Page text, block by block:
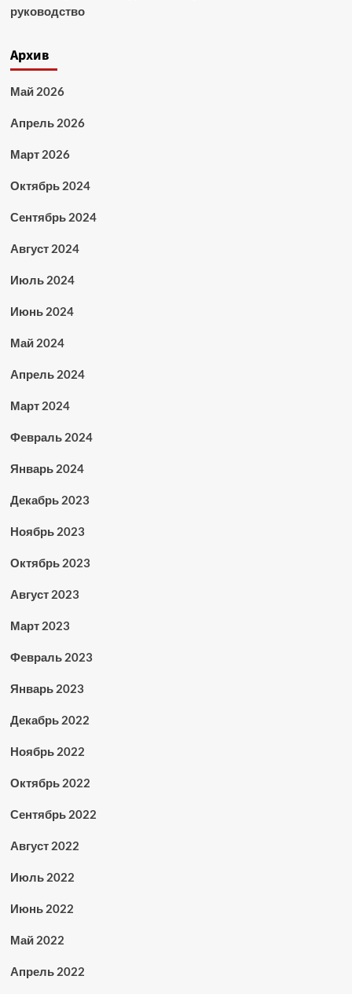
руководство
Архив
Май 2026
Апрель 2026
Март 2026
Октябрь 2024
Сентябрь 2024
Август 2024
Июль 2024
Июнь 2024
Май 2024
Апрель 2024
Март 2024
Февраль 2024
Январь 2024
Декабрь 2023
Ноябрь 2023
Октябрь 2023
Август 2023
Март 2023
Февраль 2023
Январь 2023
Декабрь 2022
Ноябрь 2022
Октябрь 2022
Сентябрь 2022
Август 2022
Июль 2022
Июнь 2022
Май 2022
Апрель 2022